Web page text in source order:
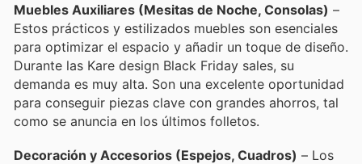
Muebles Auxiliares (Mesitas de Noche, Consolas) –
Estos prácticos y estilizados muebles son esenciales
para optimizar el espacio y añadir un toque de diseño.
Durante las Kare design Black Friday sales, su
demanda es muy alta. Son una excelente oportunidad
para conseguir piezas clave con grandes ahorros, tal
como se anuncia en los últimos folletos.
Decoración y Accesorios (Espejos, Cuadros) – Los